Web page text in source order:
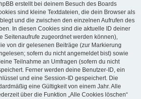
erstellt bei deinem Besuch des Boards
sind kleine Textdateien, die dein Browser als
und die zwischen den einzelnen Aufrufen des
In diesen Cookies sind die aktuelle ID deiner
Seitenaufrufe zugeordnet werden können),
von dir gelesenen Beiträge (zur Markierung
sofern du nicht angemeldet bist) sowie
Teilnahme an Umfragen (sofern du nicht
Ferner werden deine Benutzer-ID, ein
und eine Session-ID gespeichert. Die
eine Gültigkeit von einem Jahr. Alle
über die Funktion „Alle Cookies löschen“